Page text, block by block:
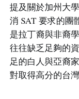
提及關於加州大
消 SAT 要求的團
是拉丁裔與非裔
往往缺乏足夠的
足的白人與亞裔
對取得高分的台